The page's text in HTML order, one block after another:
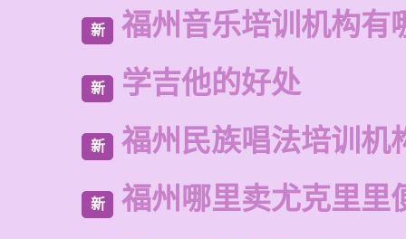
新 福州音乐培训机构有
新 学吉他的好处
新 福州民族唱法培训机
新 福州哪里卖尤克里里